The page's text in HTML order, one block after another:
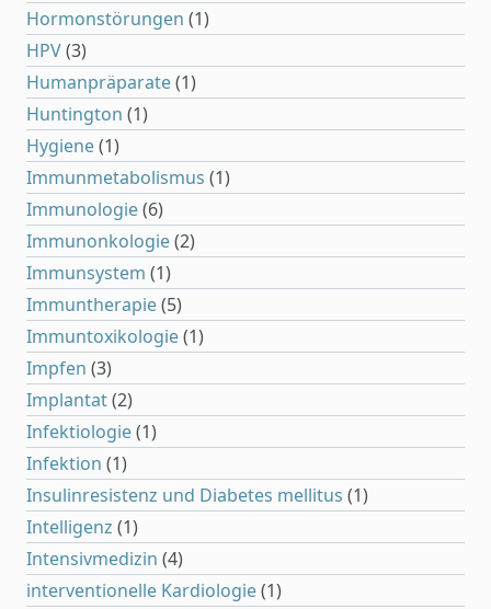
Hormonstörungen (1)
HPV(3)
Humanpräparate(1)
Huntington (1)
Hygiene(1)
Immunmetabolismus (1)
Immunologie(6)
Immunonkologie(2)
Immunsystem (1)
Immuntherapie(5)
Immuntoxikologie(1)
Impfen (3)
Implantat(2)
Infektiologie(1)
Infektion (1)
Insulinresistenz und Diabetes mellitus (1)
Intelligenz (1)
Intensivmedizin (4)
interventionelle Kardiologie(1)